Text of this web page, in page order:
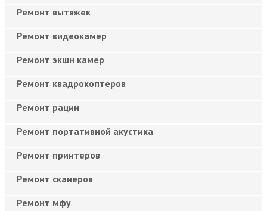
Ремонт вытяжек
Ремонт видеокамер
Ремонт экшн камер
Ремонт квадрокоптеров
Ремонт рации
Ремонт портативной акустика
Ремонт принтеров
Ремонт сканеров
Ремонт мфу